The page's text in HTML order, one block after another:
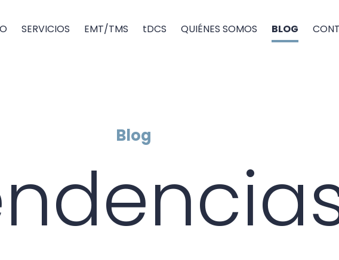
SERVICIOS EMT/TMS tDCS QUIÉNES SOMOS BLOG
Blog